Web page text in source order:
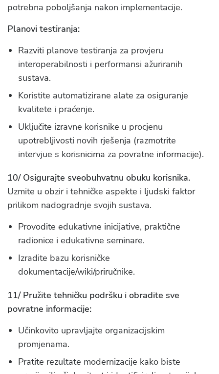
potrebna poboljšanja nakon implementacije.
Planovi testiranja:
Razviti planove testiranja za provjeru
interoperabilnosti i performansi ažuriranih
sustava.
Koristite automatizirane alate za osiguranje
kvalitete i praćenje.
Uključite izravne korisnike u procjenu
upotrebljivosti novih rješenja (razmotrite
intervjue s korisnicima za povratne informacije).
10/ Osigurajte sveobuhvatnu obuku korisnika.
Uzmite u obzir i tehničke aspekte i ljudski faktor
prilikom nadogradnje svojih sustava.
Provodite edukativne inicijative, praktične
radionice i edukativne seminare.
Izradite bazu korisničke
dokumentacije/wiki/priručnike.
11/ Pružite tehničku podršku i obradite sve
povratne informacije:
Učinkovito upravljajte organizacijskim
promjenama.
Pratite rezultate modernizacije kako biste